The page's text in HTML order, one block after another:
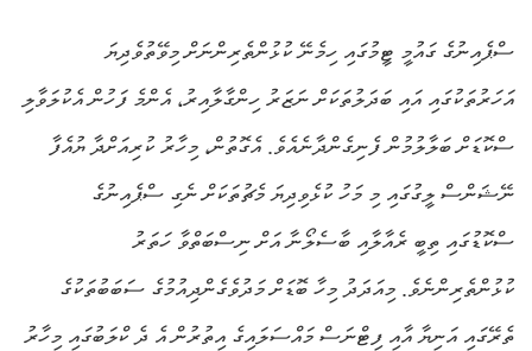
ސްޕެއިނުގެ ގައުމީ ޓީމުގައި ހިމެނޭ ކުޅުންތެރިންނަށް މިވޭތުވެދިޔަ
އަހަރުތަކުގައި އައި ބަދަލުތަކަށް ނަޒަރު ހިންގާލާއިރު، އެންމެ ފަހުން އެކުލަވާލި
ސްކޮޑަށް ބަލާލުމުން ފެނިގެންދާނެއެވެ. އެގޮތުން، މިހާރު ކުރިއަށްދާ ޔުއެފާ
ނޭޝަންސް ލީގުގައި މި މަހު ކުޅެވިދިޔަ މެޗުތަކަށް ނެގި ސްޕެއިނުގެ
ސްކޮޑުގައި ތިބީ ރެއާލާއި ބާސެލޯނާ އަށް ނިސްބަތްވާ ހަތަރު
ކުޅުންތެރިންނެވެ. މިއަދަދު މިހާ ބޮޑަށް މަދުވެގެންދިއުމުގެ ސަބަބުތަކުގެ
ތެރޭގައި އަނިޔާ އާއި ފިޓްނަސް މައްސަލައިގެ އިތުރުން އެ ދެ ކްލަބުގައި މިހާރު